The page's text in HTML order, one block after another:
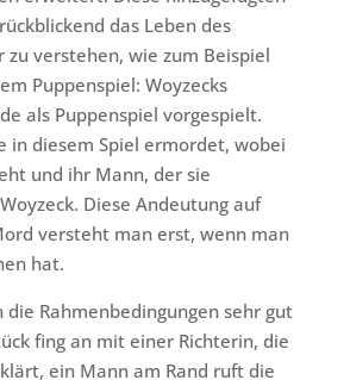
das Leben des
zu verstehen, wie zum Beispiel
Puppenspiel: Woyzecks
als Puppenspiel vorgespielt.
in diesem Spiel ermordet, wobei
und ihr Mann, der sie
Diese Andeutung auf
versteht man erst, wenn man
hat.
die Rahmenbedingungen sehr gut
fing an mit einer Richterin, die
ein Mann am Rand ruft die